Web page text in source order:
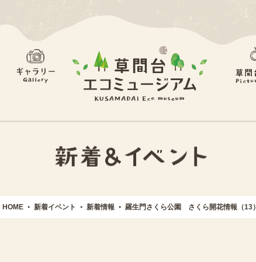
HOME 新着イベント 新着情報 羅生門さくら公園 さくら開花情報（13）